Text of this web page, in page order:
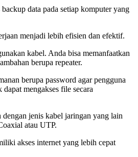
data pada setiap komputer yang
menjadi lebih efisien dan efektif.
kabel. Anda bisa memanfaatkan
berupa repeater.
berupa password agar pengguna
mengakses file secara
jenis kabel jaringan yang lain
atau UTP.
akses internet yang lebih cepat